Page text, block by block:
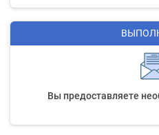
Вы предоставляете